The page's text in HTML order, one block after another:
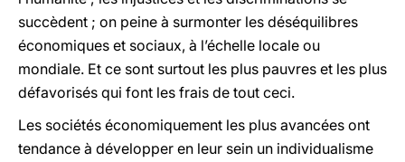
succèdent ; on peine à surmonter les déséquilibres
économiques et sociaux, à l’échelle locale ou
mondiale. Et ce sont surtout les plus pauvres et les plus
défavorisés qui font les frais de tout ceci.
Les sociétés économiquement les plus avancées ont
tendance à développer en leur sein un individualisme